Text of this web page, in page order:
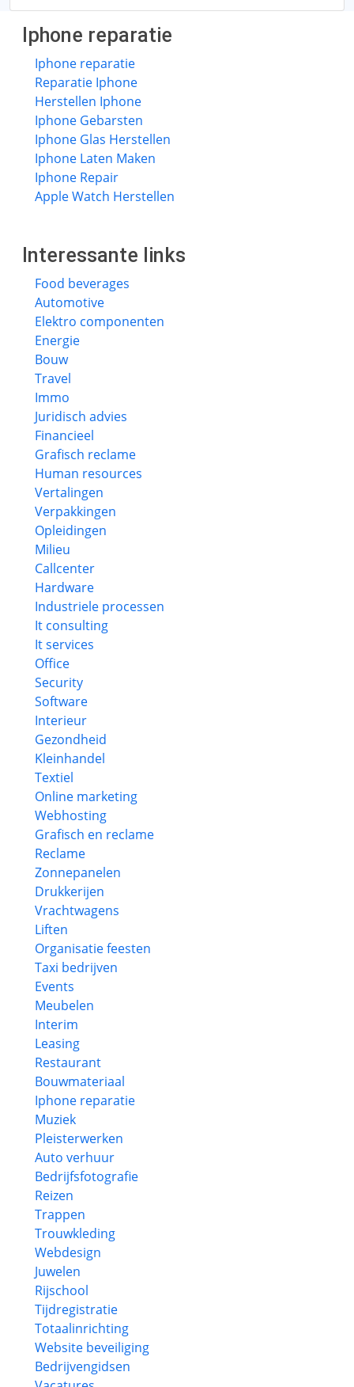
Iphone reparatie
Iphone reparatie
Reparatie Iphone
Herstellen Iphone
Iphone Gebarsten
Iphone Glas Herstellen
Iphone Laten Maken
Iphone Repair
Apple Watch Herstellen
Interessante links
Food beverages
Automotive
Elektro componenten
Energie
Bouw
Travel
Immo
Juridisch advies
Financieel
Grafisch reclame
Human resources
Vertalingen
Verpakkingen
Opleidingen
Milieu
Callcenter
Hardware
Industriele processen
It consulting
It services
Office
Security
Software
Interieur
Gezondheid
Kleinhandel
Textiel
Online marketing
Webhosting
Grafisch en reclame
Reclame
Zonnepanelen
Drukkerijen
Vrachtwagens
Liften
Organisatie feesten
Taxi bedrijven
Events
Meubelen
Interim
Leasing
Restaurant
Bouwmateriaal
Iphone reparatie
Muziek
Pleisterwerken
Auto verhuur
Bedrijfsfotografie
Reizen
Trappen
Trouwkleding
Webdesign
Juwelen
Rijschool
Tijdregistratie
Totaalinrichting
Website beveiliging
Bedrijvengidsen